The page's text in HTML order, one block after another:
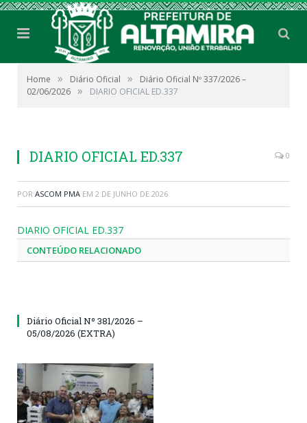
Home » Diário Oficial »
Diário Oficial Nº 337/2026 –
02/06/2026 » DIARIO OFICIAL ED.337
DIARIO OFICIAL ED.337 0
POR ASCOM PMA EM 2 DE JUNHO DE 2026
DIARIO OFICIAL ED.337
CONTEÚDO RELACIONADO
Diário Oficial Nº 381/2026 –
05/08/2026 (EXTRA)